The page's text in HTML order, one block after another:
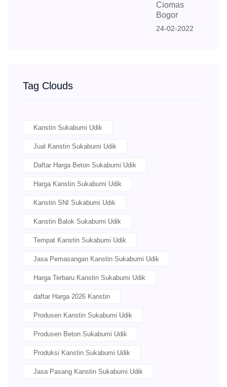
Ciomas
Bogor
24-02-2022
Tag Clouds
Kanstin Sukabumi Udik
Jual Kanstin Sukabumi Udik
Daftar Harga Beton Sukabumi Udik
Harga Kanstin Sukabumi Udik
Kanstin SNI Sukabumi Udik
Kanstin Balok Sukabumi Udik
Tempat Kanstin Sukabumi Udik
Jasa Pemasangan Kanstin Sukabumi Udik
Harga Terbaru Kanstin Sukabumi Udik
daftar Harga 2026 Kanstin
Produsen Kanstin Sukabumi Udik
Produsen Beton Sukabumi Udik
Produksi Kanstin Sukabumi Udik
Jasa Pasang Kanstin Sukabumi Udik